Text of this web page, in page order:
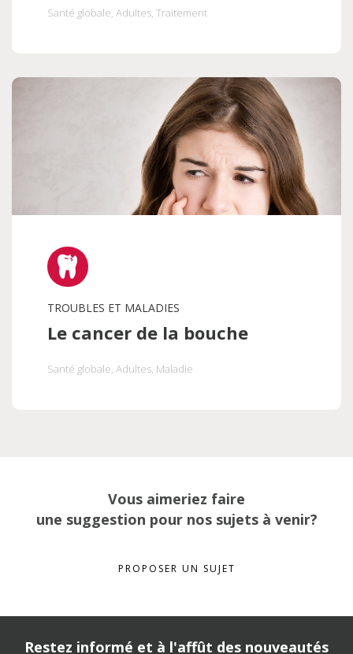
Santé globale, Adultes, Traitement
TROUBLES ET MALADIES
Le cancer de la bouche
Santé globale, Adultes, Maladie
Vous aimeriez faire
une suggestion pour nos sujets à venir?
PROPOSER UN SUJET
Restez informé et à l'affût des nouveautés